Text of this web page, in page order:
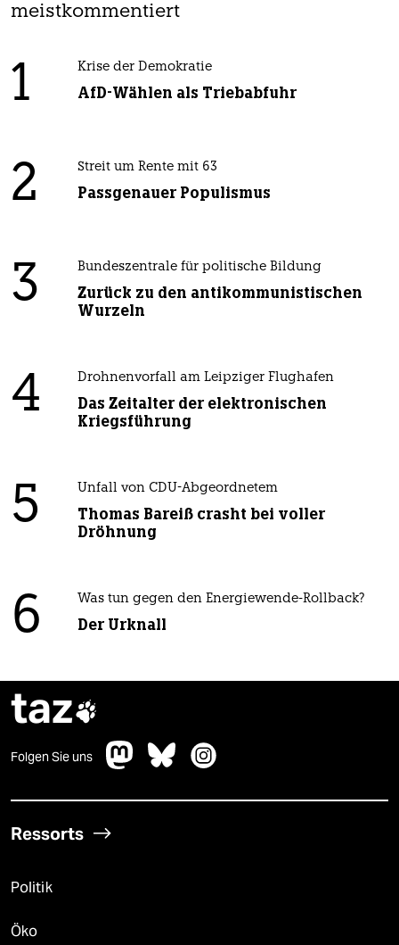
meistkommentiert
1 Krise der Demokratie
AfD-Wählen als Triebabfuhr
2 Streit um Rente mit 63
Passgenauer Populismus
3 Bundeszentrale für politische Bildung
Zurück zu den antikommunistischen
Wurzeln
4 Drohnenvorfall am Leipziger Flughafen
Das Zeitalter der elektronischen
Kriegsführung
5 Unfall von CDU-Abgeordnetem
Thomas Bareiß crasht bei voller
Dröhnung
6 Was tun gegen den Energiewende-Rollback?
Der Urknall
taz
Folgen Sie uns
Ressorts
Politik
Öko